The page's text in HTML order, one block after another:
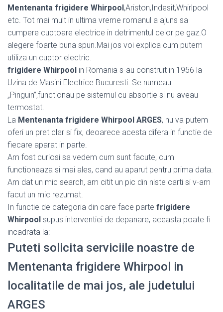
Mentenanta frigidere Whirpool,Ariston,Indesit,Whirlpool
etc. Tot mai mult in ultima vreme romanul a ajuns sa
cumpere cuptoare electrice in detrimentul celor pe gaz.O
alegere foarte buna spun.Mai jos voi explica cum putem
utiliza un cuptor electric.
frigidere Whirpool in Romania s-au construit in 1956 la
Uzina de Masini Electrice Bucuresti. Se numeau
„Pinguin”,functionau pe sistemul cu absortie si nu aveau
termostat.
La Mentenanta frigidere Whirpool ARGES, nu va putem
oferi un pret clar si fix, deoarece acesta difera in functie de
fiecare aparat in parte.
Am fost curiosi sa vedem cum sunt facute, cum
functioneaza si mai ales, cand au aparut pentru prima data.
Am dat un mic search, am citit un pic din niste carti si v-am
facut un mic rezumat.
In functie de categoria din care face parte frigidere
Whirpool supus interventiei de depanare, aceasta poate fi
incadrata la:
Puteti solicita serviciile noastre de
Mentenanta frigidere Whirpool in
localitatile de mai jos, ale judetului
ARGES